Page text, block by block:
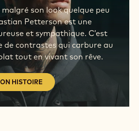
malgré son look quelque peu
Petterson est une
et sympathique. C’est
de contrastes qui carbure au
tout en vivant son rêve.
HISTOIRE